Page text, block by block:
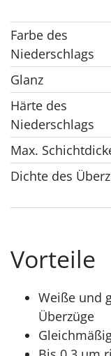
Farbe des
Niederschlags
Glanz
Härte des
Niederschlags
Max.
Dichte des
Vorteile
Weiße und
Überzüge